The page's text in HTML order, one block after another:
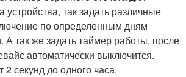
устройства, так задать различные
по определенным дням
А так же задать таймер работы, после
автоматически выключится.
2 секунд до одного часа.